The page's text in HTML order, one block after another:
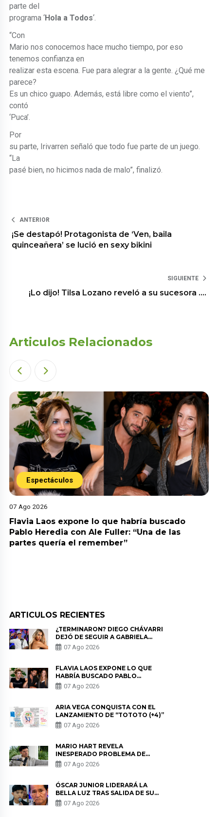
parte del
programa ‘Hola a Todos‘.
“Con
Mario nos conocemos hace mucho tiempo, por eso
tenemos confianza en
realizar esta escena. Fue para alegrar a la gente. ¿Qué me
parece?
Es un chico guapo. Además, está libre como el viento”,
contó
‘Puca’.
Por
su parte, Irivarren señaló que todo fue parte de un juego.
“La
pasé bien, no hicimos nada de malo”, finalizó.
ANTERIOR
¡Se destapó! Protagonista de ‘Ven, baila
quinceañera’ se lució en sexy bikini
SIGUIENTE
¡Lo dijo! Tilsa Lozano reveló a su sucesora ….
Articulos Relacionados
Espectáculos
07 Ago 2026
Flavia Laos expone lo que habría buscado
Pablo Heredia con Ale Fuller: “Una de las
partes quería el remember”
ARTICULOS RECIENTES
¿TERMINARON? DIEGO CHÁVARRI
DEJÓ DE SEGUIR A GABRIELA
HERRERA Y ANUNCIA SU SALIDA
DE PÓDCAST
07 Ago 2026
FLAVIA LAOS EXPONE LO QUE
HABRÍA BUSCADO PABLO
HEREDIA CON ALE FULLER: “UNA
DE LAS PARTES QUERÍA EL
07 Ago 2026
ARIA VEGA CONQUISTA CON EL
LANZAMIENTO DE “TOTOTO (+4)”
07 Ago 2026
MARIO HART REVELA
INESPERADO PROBLEMA DE
SALUD ANTES DE SEPARARSE DE
KORINA: “ME ENCONTRARON UN
07 Ago 2026
ÓSCAR JUNIOR LIDERARÁ LA
BELLA LUZ TRAS SALIDA DE SU
PADRE POR POLÉMICA CON
NALDY SALDAÑA
07 Ago 2026